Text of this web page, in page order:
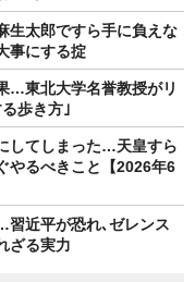
生太郎ですら手に負えな
事にする掟
…東北大学名誉教授がリ
歩き方｣
してしまった…天皇すら
やるべきこと【2026年6
習近平が恐れ､ゼレンス
ざる実力